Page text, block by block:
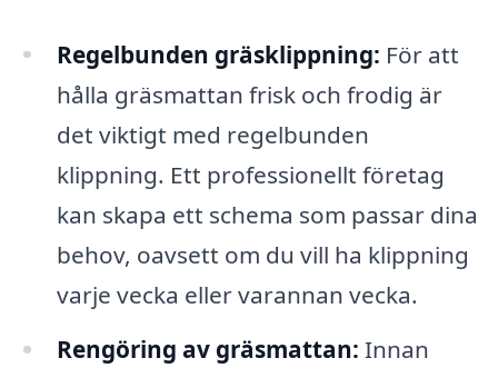
Regelbunden gräsklippning: För att
hålla gräsmattan frisk och frodig är
det viktigt med regelbunden
klippning. Ett professionellt företag
kan skapa ett schema som passar dina
behov, oavsett om du vill ha klippning
varje vecka eller varannan vecka.
Rengöring av gräsmattan: Innan